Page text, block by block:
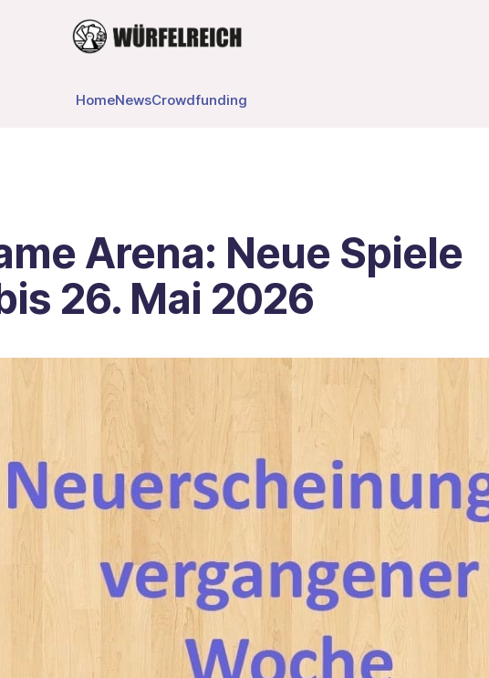
HomeNewsCrowdfunding
Arena: Neue Spiele
26. Mai 2026